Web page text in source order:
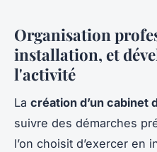
Organisation
installation, et
l'activité
La création d’un cabinet
suivre des démarches
l’on choisit d’exercer en